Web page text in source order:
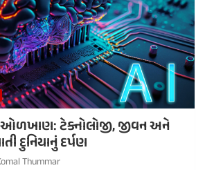
ઓળખાણ: ટેક્નોલોજી, જીવન અને
દુનિયાનું દર્પણ
Thummar